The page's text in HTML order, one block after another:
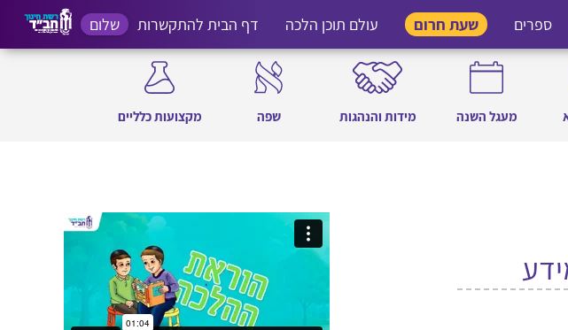
ספרים שעת חרום עולם תוכן הלכה דף הבית להתקשרות שלום
מעגל השנה מידות והנהגות שפה מקצועות כלליים